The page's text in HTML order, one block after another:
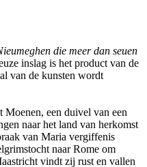
die meer dan seuen
inslag is het product van de
van de kunsten wordt
een duivel van een
naar het land van herkomst
van Maria vergiffenis
naar Rome om
vindt zij rust en vallen